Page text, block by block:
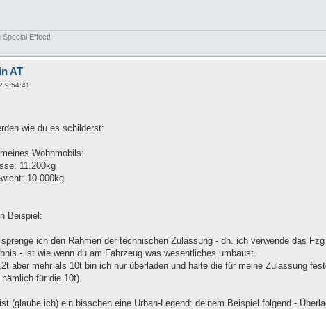
Special Effect!
AT
9:54:41
wie du es schilderst:
Wohnmobils:
11.200kg
10.000kg
Beispiel:
ich den Rahmen der technischen Zulassung - dh. ich verwende das
- ist wie wenn du am Fahrzeug was wesentliches umbaust.
aber mehr als 10t bin ich nur überladen und halte die für meine Zulassung
für die 10t).
(glaube ich) ein bisschen eine Urban-Legend: deinem Beispiel folgend -